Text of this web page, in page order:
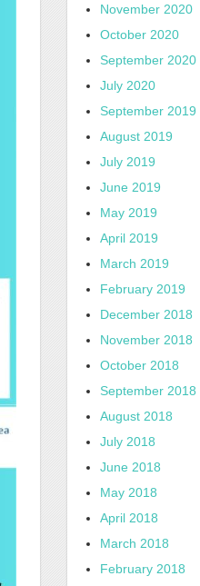
November 2020
October 2020
September 2020
July 2020
September 2019
August 2019
July 2019
June 2019
May 2019
April 2019
March 2019
February 2019
December 2018
November 2018
October 2018
September 2018
August 2018
July 2018
June 2018
May 2018
April 2018
March 2018
February 2018